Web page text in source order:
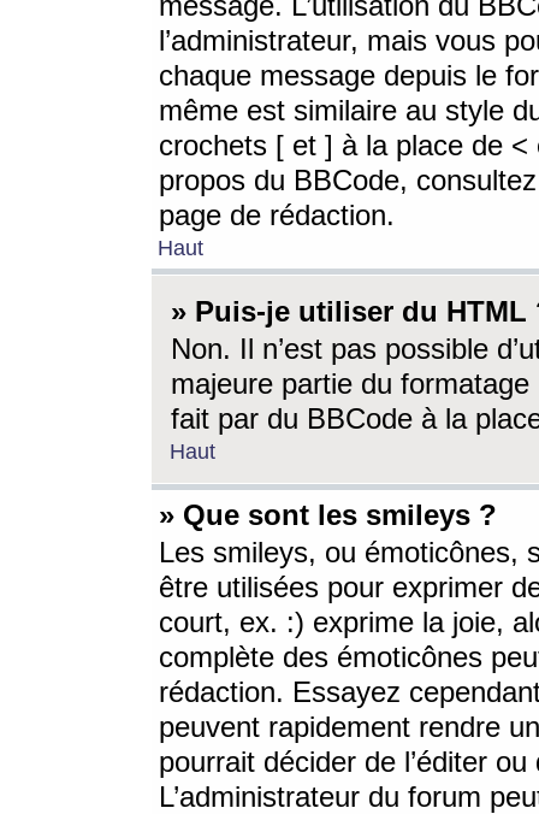
l’administrateur, mais vous
chaque message depuis le
même est similaire au style
crochets [ et ] à la place de <
propos du BBCode,
page de rédaction.
Haut
» Puis-je utiliser du HTML
Non. Il n’est pas possible
majeure partie du
fait par du BBCode à la
Haut
» Que sont les smileys ?
Les smileys, ou émoticônes,
être utilisées pour exprimer
court, ex. :) exprime la joie,
complète des émoticônes
rédaction. Essayez
peuvent rapidement rendre
pourrait décider de l’éditer
L’administrateur du forum